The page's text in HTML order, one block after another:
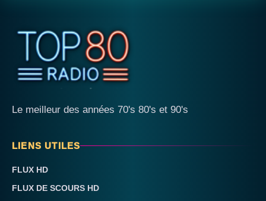
Le meilleur des années 70's 80's et 90's
LIENS UTILES
FLUX HD
FLUX DE SCOURS HD